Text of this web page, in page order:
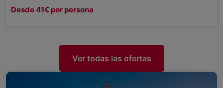
Desde 41€ por persona
Ver todas las ofertas